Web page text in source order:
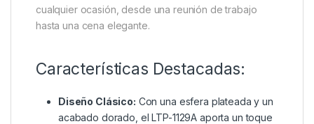
cualquier ocasión, desde una reunión de trabajo
hasta una cena elegante.
Características Destacadas:
Diseño Clásico: Con una esfera plateada y un
acabado dorado, el LTP-1129A aporta un toque